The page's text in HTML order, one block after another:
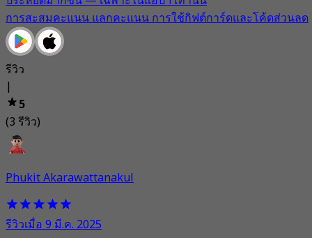
การสะสมคะแนน แลกคะแนน การใช้กิฟต์การ์ดและโค้ดส่วนลด
รีวิว
|
5
(3 รีวิว)
Phukit Akarawattanakul
รีวิวเมื่อ 9 มี.ค. 2025